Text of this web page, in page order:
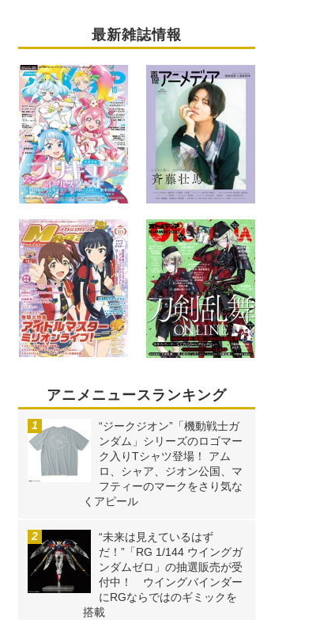
最新雑誌情報
アニメニュースランキング
“ジークジオン”「機動戦士ガ
ンダム」シリーズのロゴマー
ク入りTシャツ登場！ アム
ロ、シャア、ジオン公国、マ
フティーのマークをさり気な
くアピール
“未来は見えているはず
だ！”「RG 1/144 ウイングガ
ンダムゼロ」の抽選販売が受
付中！ ウイングバインダー
にRGならではのギミックを
搭載